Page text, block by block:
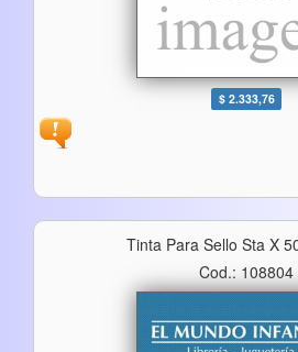
$ 2.333,76
Tinta Para Sello Sta X
Cod.: 108804